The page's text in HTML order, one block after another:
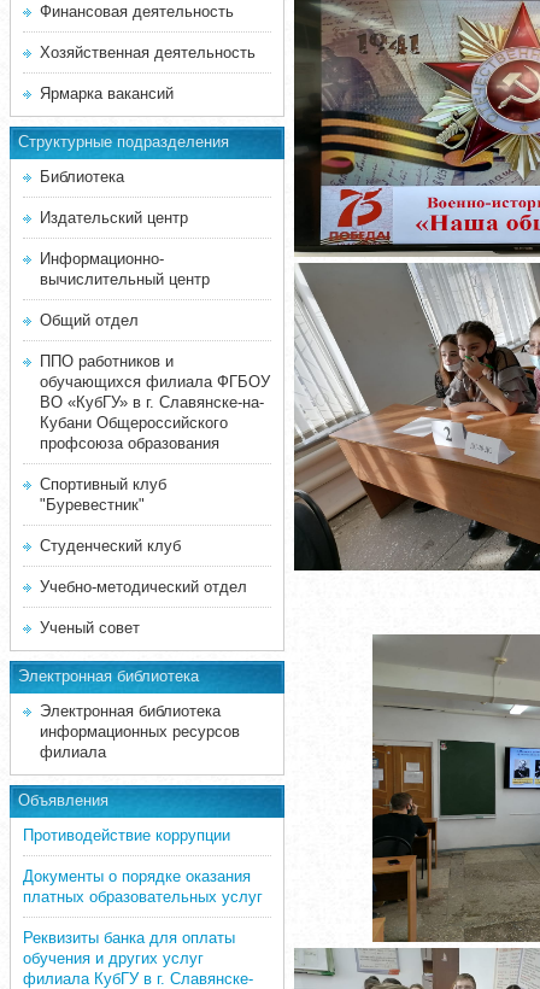
Финансовая деятельность
Хозяйственная деятельность
Ярмарка вакансий
Структурные подразделения
Библиотека
Издательский центр
Информационно-
вычислительный центр
Общий отдел
ППО работников и
обучающихся филиала ФГБОУ
ВО «КубГУ» в г. Славянске-на-
Кубани Общероссийского
профсоюза образования
Спортивный клуб
"Буревестник"
Студенческий клуб
Учебно-методический отдел
Ученый совет
Электронная библиотека
Электронная библиотека
информационных ресурсов
филиала
Объявления
Противодействие коррупции
Документы о порядке оказания
платных образовательных услуг
Реквизиты банка для оплаты
обучения и других услуг
филиала КубГУ в г. Славянске-